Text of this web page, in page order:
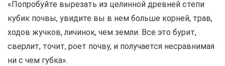
«Попробуйте вырезать из целинной древней степи
кубик почвы, увидите вы в нем больше корней, трав,
ходов жучков, личинок, чем земли. Все это бурит,
сверлит, точит, роет почву, и получается несравнимая
ни с чем губка».